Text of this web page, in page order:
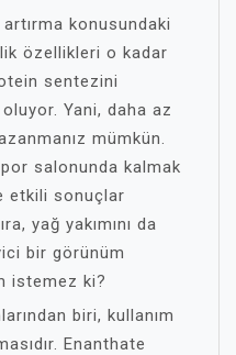
konusundaki
özellikleri o kadar
sentezini
oluyor. Yani, daha az
mümkün.
salonunda kalmak
etkili sonuçlar
yağ yakımını da
bir görünüm
istemez ki?
biri, kullanım
Enanthate